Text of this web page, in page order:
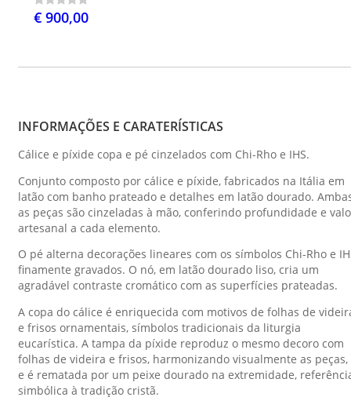
€ 900,00
INFORMAÇÕES E CARATERÍSTICAS
Cálice e píxide copa e pé cinzelados com Chi-Rho e IHS.
Conjunto composto por cálice e píxide, fabricados na Itália em
latão com banho prateado e detalhes em latão dourado.
as peças são cinzeladas à mão, conferindo profundidade e
artesanal a cada elemento.
O pé alterna decorações lineares com os símbolos Chi-Rho e
finamente gravados. O nó, em latão dourado liso, cria um
agradável contraste cromático com as superfícies prateadas.
A copa do cálice é enriquecida com motivos de folhas de
e frisos ornamentais, símbolos tradicionais da liturgia
eucarística. A tampa da píxide reproduz o mesmo decoro com
folhas de videira e frisos, harmonizando visualmente as peças,
e é rematada por um peixe dourado na extremidade,
simbólica à tradição cristã.